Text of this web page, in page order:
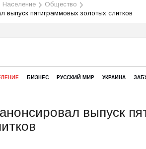
Население
Общество
выпуск пятиграммовых золотых слитков
БИЗНЕС РУССКИЙ МИР УКРАИНА